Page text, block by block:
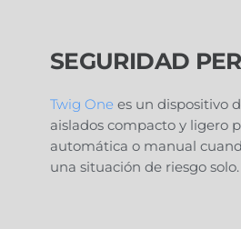
SEGURIDAD
Twig One es un dispositivo
aislados compacto y ligero
automática o manual
una situación de riesgo solo.